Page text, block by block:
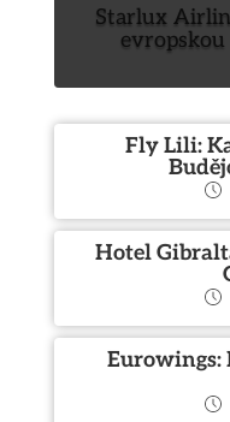
Starlux
Fly Lili:
Hotel
Eurowings: